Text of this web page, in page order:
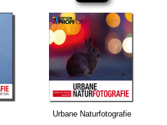
Urbane Naturfotografie